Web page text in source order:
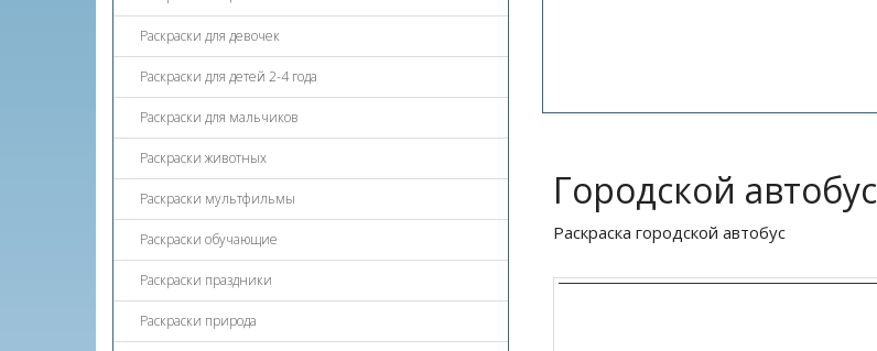
Городской автобус
Раскраска городской автобус
Раскраски для девочек
Раскраски для детей 2-4 года
Раскраски для мальчиков
Раскраски животных
Раскраски мультфильмы
Раскраски обучающие
Раскраски праздники
Раскраски природа